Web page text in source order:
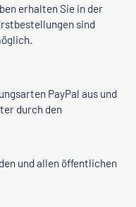
erhalten Sie in der
sind
PayPal aus und
durch den
und allen öffentlichen